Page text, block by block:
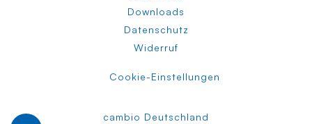
Downloads
Datenschutz
Widerruf
Cookie-Einstellungen
cambio Deutschland